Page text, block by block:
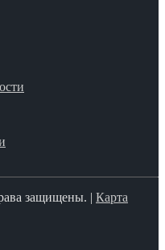
защищены. | Карта